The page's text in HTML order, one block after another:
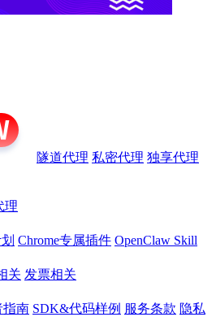
隧道代理 私密代理 独享代理
理
Chrome专属插件 OpenClaw Skill
关 发票相关
指南 SDK&代码样例 服务条款 隐私